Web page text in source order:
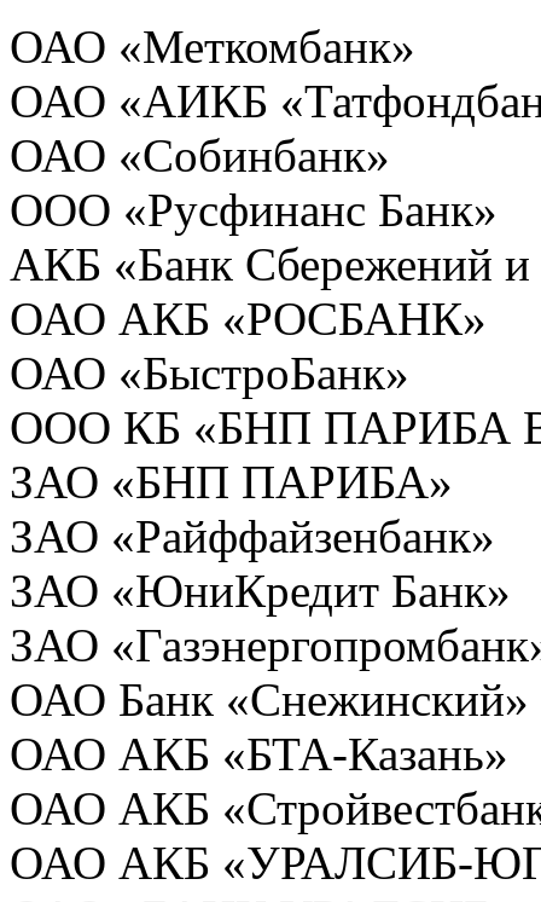
ОАО «Меткомбанк»
ОАО «АИКБ
ОАО «Собинбанк»
ООО «Русфинанс Банк»
АКБ «Банк Сбережений и
ОАО АКБ «РОСБАНК»
ОАО «БыстроБанк»
ООО КБ «БНП ПАРИБА
ЗАО «БНП ПАРИБА»
ЗАО «Райффайзенбанк»
ЗАО «ЮниКредит Банк»
ЗАО
ОАО Банк «Снежинский»
ОАО АКБ «БТА-Казань»
ОАО АКБ
ОАО АКБ «УРАЛСИБ-